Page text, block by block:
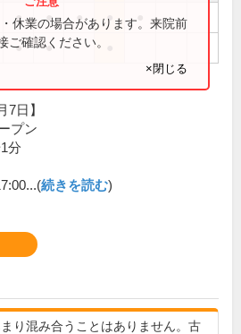
● ● ● ●
● ●
休業の場合があります。来院前
ご確認ください。
×閉じる
7日】
プン
分
続きを読む)
り混み合うことはありません。古